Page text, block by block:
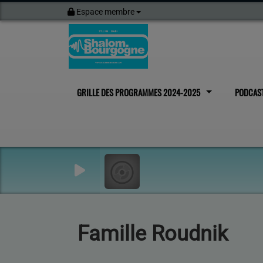
Espace membre
GRILLE DES PROGRAMMES 2024-2025
Famille Roudnik